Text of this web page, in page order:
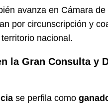
avanza en Cámara de
por circunscripción y
nacional.
la Gran Consulta y
se perfila como